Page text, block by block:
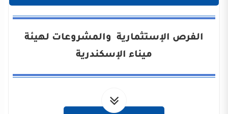
الفرص الإستثمارية والمشروعات لهيئة
ميناء الإسكندرية